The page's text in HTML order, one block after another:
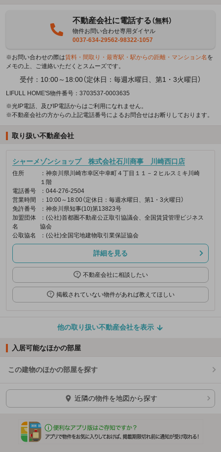
不動産会社に電話する（無料）
物件お問い合わせ専用ダイヤル
0037-634-29562-98322-1057
※お問い合わせの際は賃料・間取り・最寄駅・駅からの距離・マンション名 を
メモの上、ご連絡いただくとスムーズです。
受付：10:00～18:00（定休日：毎週水曜日、第1・3火曜日）
LIFULL HOME'S物件番号：3703537-0003635
※光IP電話、及びIP電話からはご利用になれません。
※不動産会社の方からの上記電話番号によるお問合せはお断りしております。
取り扱い不動産会社
シャーメゾンショップ 株式会社石川商事 川崎西口店
住所
：神奈川県川崎市幸区中幸町４丁目１１－２ヒルスミキ川崎
１階
電話番号
：044-276-2504
営業時間
：10:00～18:00（定休日：毎週水曜日、第1・3火曜日）
免許番号
：神奈川県知事(10)第13823号
加盟団体
名
：(公社)首都圏不動産公正取引協議会、全国賃貸管理ビジネス
協会
公取協名
：(公社)全国宅地建物取引業保証協会
詳細を見る
不動産会社に相談したい
掲載されていない物件があれば教えてほしい
他の取り扱い不動産会社を表示
入居可能なほかの部屋
この建物のほかの部屋を探す
ほかの部屋を検索中…
近隣の物件を地図から探す